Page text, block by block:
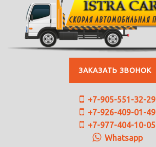
ЗАКАЗАТЬ ЗВОНОК
+7-905-551-32-29
+7-926-409-01-49
+7-977-404-10-05
Whatsapp